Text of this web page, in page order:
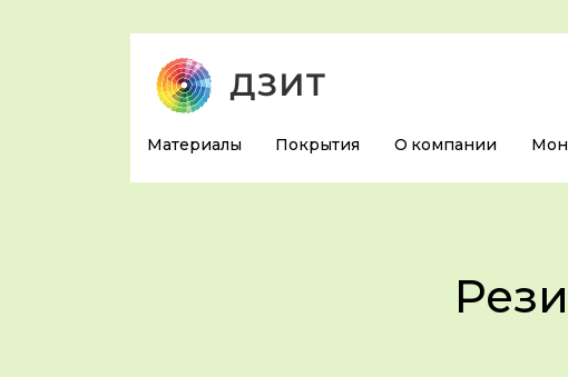
Материалы Покрытия О компании